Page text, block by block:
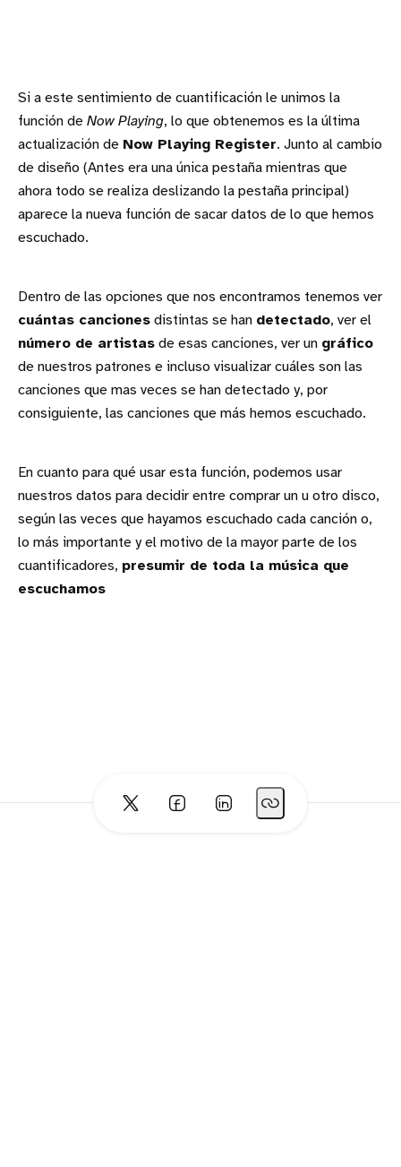
Si a este sentimiento de cuantificación le unimos la
función de Now Playing, lo que obtenemos es la última
actualización de Now Playing Register. Junto al cambio
de diseño (Antes era una única pestaña mientras que
ahora todo se realiza deslizando la pestaña principal)
aparece la nueva función de sacar datos de lo que hemos
escuchado.
Dentro de las opciones que nos encontramos tenemos ver
cuántas canciones distintas se han detectado, ver el
número de artistas de esas canciones, ver un gráfico
de nuestros patrones e incluso visualizar cuáles son las
canciones que mas veces se han detectado y, por
consiguiente, las canciones que más hemos escuchado.
En cuanto para qué usar esta función, podemos usar
nuestros datos para decidir entre comprar un u otro disco,
según las veces que hayamos escuchado cada canción o,
lo más importante y el motivo de la mayor parte de los
cuantificadores, presumir de toda la música que
escuchamos